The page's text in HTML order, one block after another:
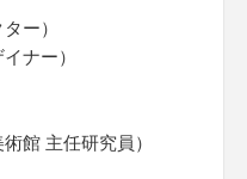
ー）
ナー）
館 主任研究員）